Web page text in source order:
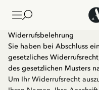
Widerrufsbelehrung
Sie haben bei Abschluss
gesetzliches
des gesetzlichen Musters
Um Ihr Widerrufsrecht